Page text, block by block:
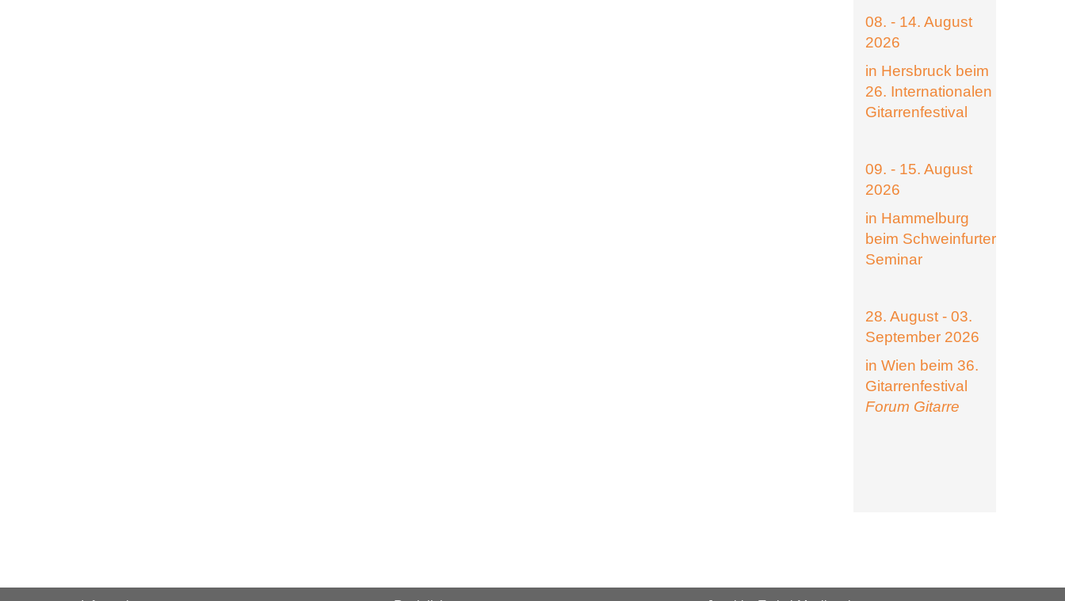
08. - 14. August
2026
in Hersbruck beim
26. Internationalen
Gitarrenfestival
09. - 15. August
2026
in Hammelburg
beim Schweinfurter
Seminar
28. August - 03.
September 2026
in Wien beim 36.
Gitarrenfestival
Forum Gitarre